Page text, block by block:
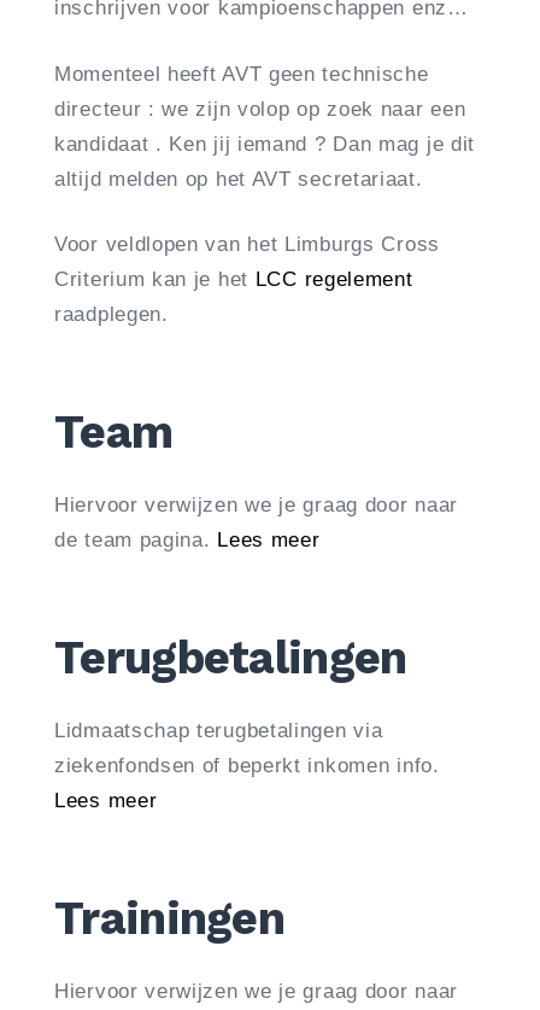
inschrijven voor kampioenschappen enz…
Momenteel heeft AVT geen technische
directeur : we zijn volop op zoek naar een
kandidaat . Ken jij iemand ? Dan mag je dit
altijd melden op het AVT secretariaat.
Voor veldlopen van het Limburgs Cross
Criterium kan je het LCC regelement
raadplegen.
Team
Hiervoor verwijzen we je graag door naar
de team pagina. Lees meer
Terugbetalingen
Lidmaatschap terugbetalingen via
ziekenfondsen of beperkt inkomen info.
Lees meer
Trainingen
Hiervoor verwijzen we je graag door naar